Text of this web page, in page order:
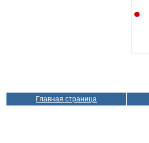
Главная страница